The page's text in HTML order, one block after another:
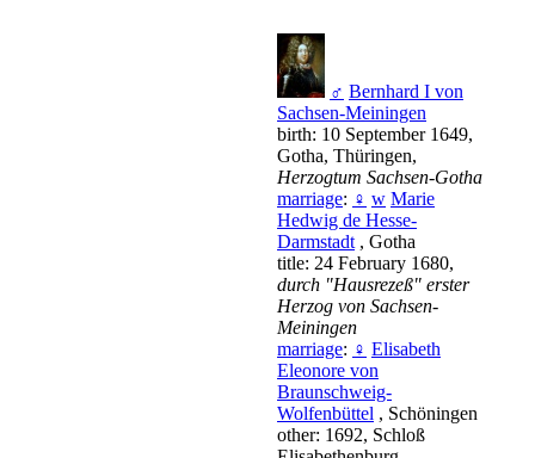
♂ Bernhard I von
Sachsen-Meiningen
birth: 10 September 1649,
Gotha, Thüringen,
Herzogtum Sachsen-Gotha
marriage: ♀ w Marie
Hedwig de Hesse-
Darmstadt , Gotha
title: 24 February 1680,
durch "Hausrezeß" erster
Herzog von Sachsen-
Meiningen
marriage: ♀ Elisabeth
Eleonore von
Braunschweig-
Wolfenbüttel , Schöningen
other: 1692, Schloß